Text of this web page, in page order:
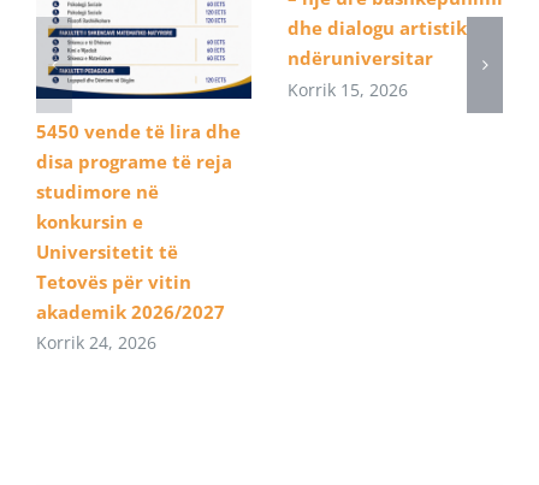
5450 vende të lira dhe
disa programe të reja
studimore në
konkursin e
Universitetit të
Tetovës për vitin
akademik 2026/2027
Korrik 24, 2026
dhe dialogu artistik
ndëruniversitar
Korrik 15, 2026